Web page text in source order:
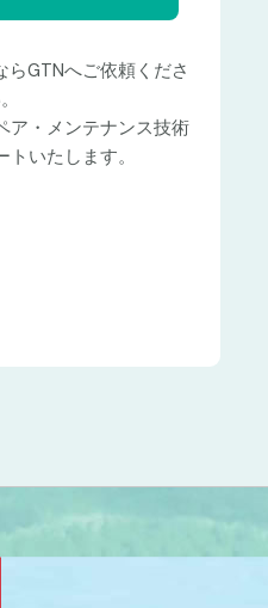
GTNへご依頼くださ
ア・メンテナンス技術
いたします。